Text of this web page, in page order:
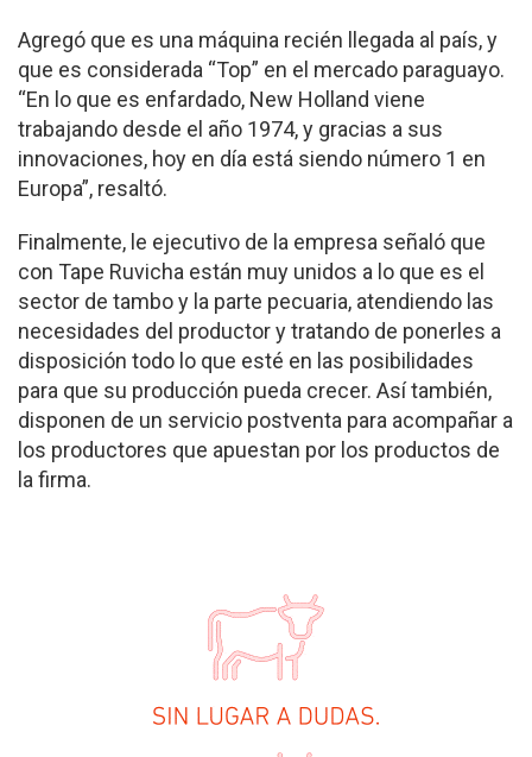
Agregó que es una máquina recién llegada al país, y
que es considerada “Top” en el mercado paraguayo.
“En lo que es enfardado, New Holland viene
trabajando desde el año 1974, y gracias a sus
innovaciones, hoy en día está siendo número 1 en
Europa”, resaltó.
Finalmente, le ejecutivo de la empresa señaló que
con Tape Ruvicha están muy unidos a lo que es el
sector de tambo y la parte pecuaria, atendiendo las
necesidades del productor y tratando de ponerles a
disposición todo lo que esté en las posibilidades
para que su producción pueda crecer. Así también,
disponen de un servicio postventa para acompañar a
los productores que apuestan por los productos de
la firma.